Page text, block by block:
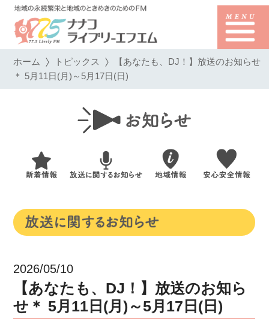
ホーム トピックス 【あなたも、DJ！】放送のお知らせ
＊ 5月11日(月)～5月17日(日)
2026/05/10
【あなたも、DJ！】放送のお知ら
せ＊ 5月11日(月)～5月17日(日)